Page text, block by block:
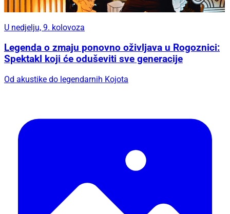
U nedjelju, 9. kolovoza
Legenda o zmaju ponovno oživljava u Rogoznici:
Spektakl koji će oduševiti sve generacije
Od akustike do legendarnih Kojota